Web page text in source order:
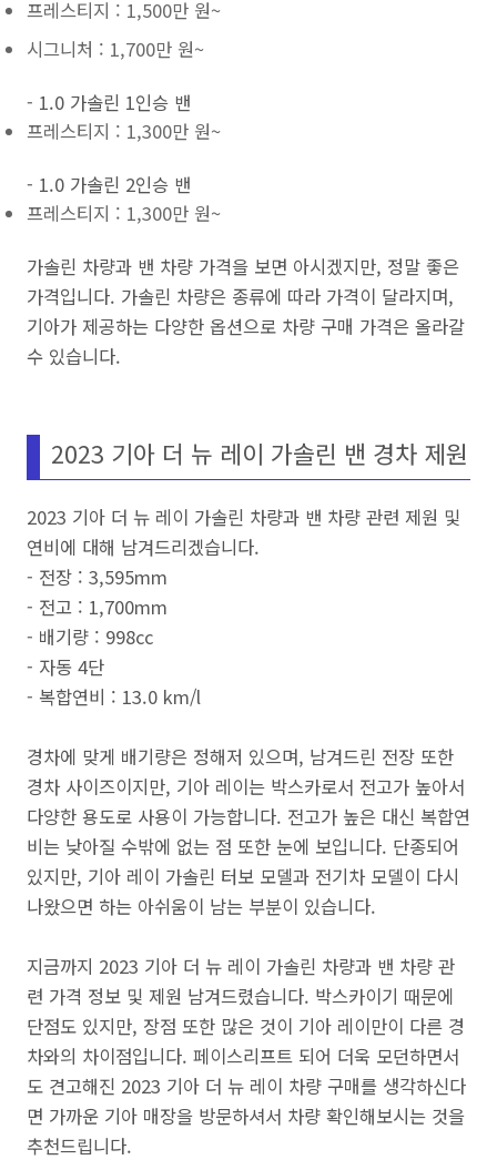
프레스티지 : 1,500만 원~
시그니처 : 1,700만 원~
- 1.0 가솔린 1인승 밴
프레스티지 : 1,300만 원~
- 1.0 가솔린 2인승 밴
프레스티지 : 1,300만 원~
가솔린 차량과 밴 차량 가격을 보면 아시겠지만, 정말 좋은
가격입니다. 가솔린 차량은 종류에 따라 가격이 달라지며,
기아가 제공하는 다양한 옵션으로 차량 구매 가격은 올라갈
수 있습니다.
2023 기아 더 뉴 레이 가솔린 밴 경차 제원
2023 기아 더 뉴 레이 가솔린 차량과 밴 차량 관련 제원 및
연비에 대해 남겨드리겠습니다.
- 전장 : 3,595mm
- 전고 : 1,700mm
- 배기량 : 998cc
- 자동 4단
- 복합연비 : 13.0 km/l
경차에 맞게 배기량은 정해저 있으며, 남겨드린 전장 또한
경차 사이즈이지만, 기아 레이는 박스카로서 전고가 높아서
다양한 용도로 사용이 가능합니다. 전고가 높은 대신 복합연
비는 낮아질 수밖에 없는 점 또한 눈에 보입니다. 단종되어
있지만, 기아 레이 가솔린 터보 모델과 전기차 모델이 다시
나왔으면 하는 아쉬움이 남는 부분이 있습니다.
지금까지 2023 기아 더 뉴 레이 가솔린 차량과 밴 차량 관
련 가격 정보 및 제원 남겨드렸습니다. 박스카이기 때문에
단점도 있지만, 장점 또한 많은 것이 기아 레이만이 다른 경
차와의 차이점입니다. 페이스리프트 되어 더욱 모던하면서
도 견고해진 2023 기아 더 뉴 레이 차량 구매를 생각하신다
면 가까운 기아 매장을 방문하셔서 차량 확인해보시는 것을
추천드립니다.